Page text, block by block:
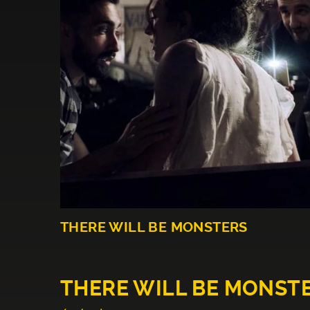
THERE WILL BE MONSTERS
THERE WILL BE